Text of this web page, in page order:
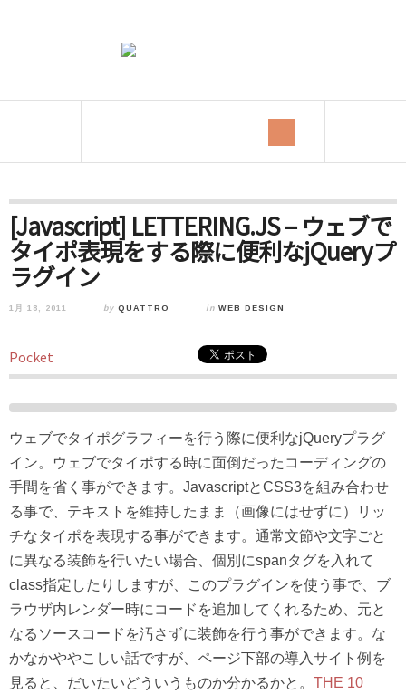
[Javascript] LETTERING.JS – ウェブで
タイポ表現をする際に便利なjQueryプ
ラグイン
1月 18, 2011 by QUATTRO in WEB DESIGN
Pocket
ウェブでタイポグラフィーを行う際に便利なjQueryプラグ
イン。ウェブでタイポする時に面倒だったコーディングの
手間を省く事ができます。JavascriptとCSS3を組み合わせ
る事で、テキストを維持したまま（画像にはせずに）リッ
チなタイポを表現する事ができます。通常文節や文字ごと
に異なる装飾を行いたい場合、個別にspanタグを入れて
class指定したりしますが、このプラグインを使う事で、ブ
ラウザ内レンダー時にコードを追加してくれるため、元と
なるソースコードを汚さずに装飾を行う事ができます。な
かなかややこしい話ですが、ページ下部の導入サイト例を
見ると、だいたいどういうものか分かるかと。 THE 10